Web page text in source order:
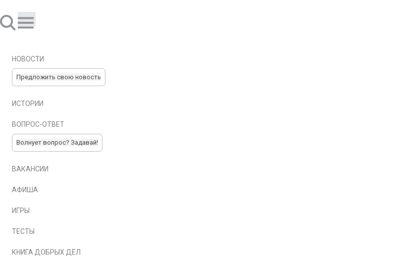
НОВОСТИ
Предложить свою новость
ИСТОРИИ
ВОПРОС-ОТВЕТ
Волнует вопрос? Задавай!
ВАКАНСИИ
АФИША
ИГРЫ
ТЕСТЫ
КНИГА ДОБРЫХ ДЕЛ